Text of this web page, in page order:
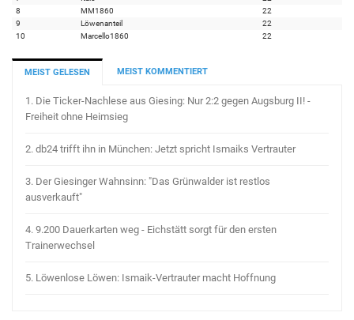
8
MM1860
22
9
Löwenanteil
22
10
Marcello1860 22
MEIST GELESEN MEIST KOMMENTIERT
1. Die Ticker-Nachlese aus Giesing: Nur 2:2 gegen Augsburg II! -
Freiheit ohne Heimsieg
2. db24 trifft ihn in München: Jetzt spricht Ismaiks Vertrauter
3. Der Giesinger Wahnsinn: "Das Grünwalder ist restlos
ausverkauft"
4. 9.200 Dauerkarten weg - Eichstätt sorgt für den ersten
Trainerwechsel
5. Löwenlose Löwen: Ismaik-Vertrauter macht Hoffnung